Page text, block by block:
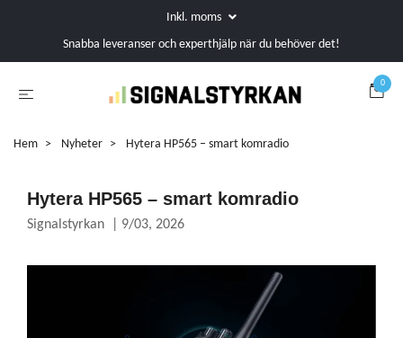
Inkl. moms
Snabba leveranser och experthjälp när du behöver det!
0
Hem Nyheter Hytera HP565 – smart komradio
Hytera HP565 – smart komradio
Signalstyrkan 9/03, 2026